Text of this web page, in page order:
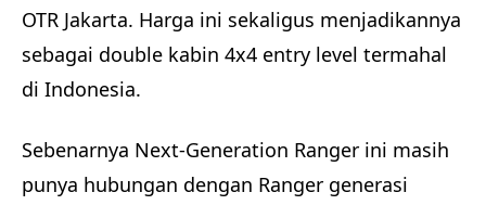
OTR Jakarta. Harga ini sekaligus menjadikannya
sebagai double kabin 4x4 entry level termahal
di Indonesia.
Sebenarnya Next-Generation Ranger ini masih
punya hubungan dengan Ranger generasi